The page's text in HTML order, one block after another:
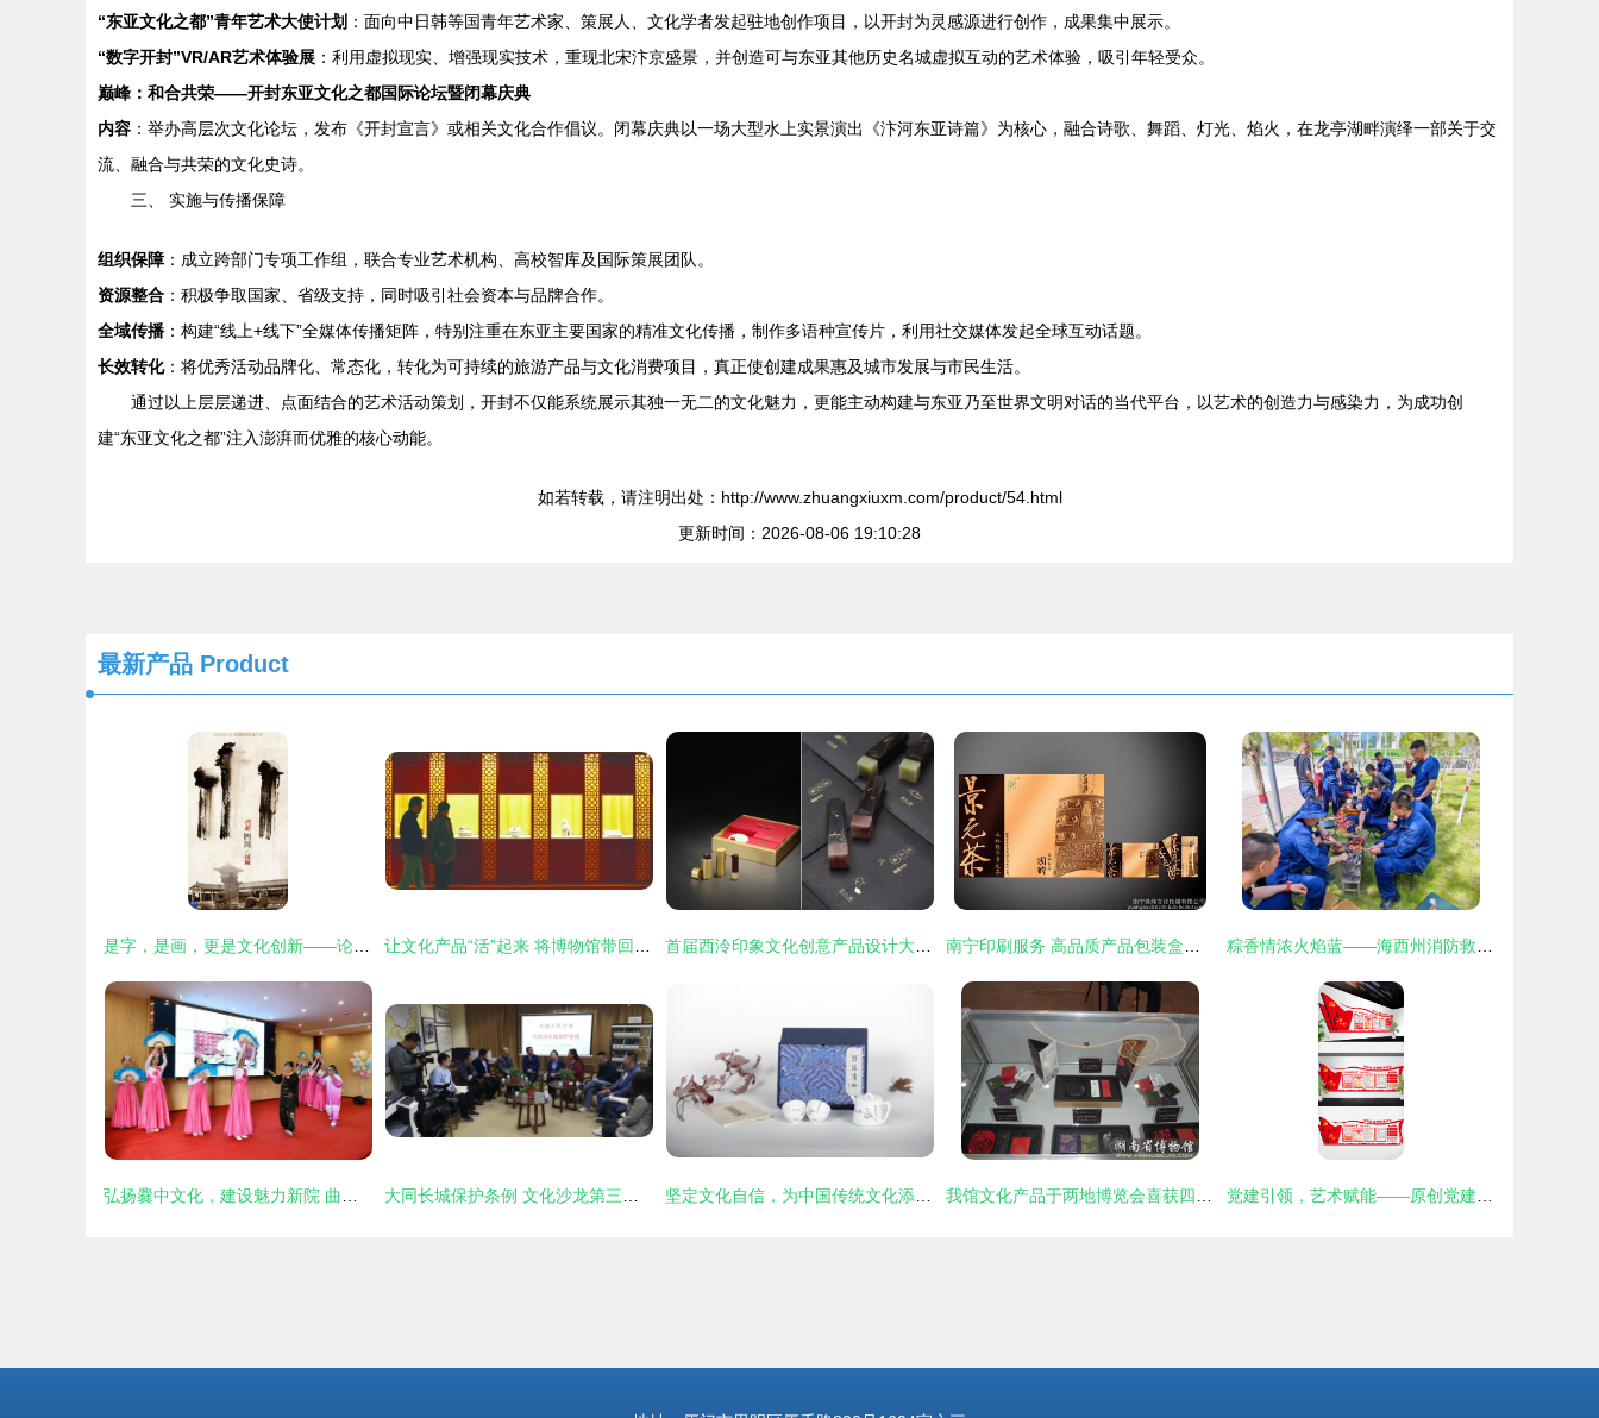
“东亚文化之都”青年艺术大使计划 ：面向中日韩等国青年艺术家、策展人、文化学者发起驻地创作项目，以开封为灵感源进行创作，成果集中展示。
“数字开封”VR/AR艺术体验展 ：利用虚拟现实、增强现实技术，重现北宋汴京盛景，并创造可与东亚其他历史名城虚拟互动的艺术体验，吸引年轻受众。
巅峰：和合共荣——开封东亚文化之都国际论坛暨闭幕庆典
内容 ：举办高层次文化论坛，发布《开封宣言》或相关文化合作倡议。闭幕庆典以一场大型水上实景演出《汴河东亚诗篇》为核心，融合诗歌、舞蹈、灯光、焰火，在龙亭湖畔演绎一部关于交
流、融合与共荣的文化史诗。
三、 实施与传播保障
组织保障 ：成立跨部门专项工作组，联合专业艺术机构、高校智库及国际策展团队。
资源整合 ：积极争取国家、省级支持，同时吸引社会资本与品牌合作。
全域传播 ：构建“线上+线下”全媒体传播矩阵，特别注重在东亚主要国家的精准文化传播，制作多语种宣传片，利用社交媒体发起全球互动话题。
长效转化：将优秀活动品牌化、常态化，转化为可持续的旅游产品与文化消费项目，真正使创建成果惠及城市发展与市民生活。
通过以上层层递进、点面结合的艺术活动策划，开封不仅能系统展示其独一无二的文化魅力，更能主动构建与东亚乃至世界文明对话的当代平台，以艺术的创造力与感染力，为成功创
建“东亚文化之都”注入澎湃而优雅的核心动能。
如若转载，请注明出处：http://www.zhuangxiuxm.com/product/54.html
更新时间：2026-08-06 19:10:28
最新产品 Product